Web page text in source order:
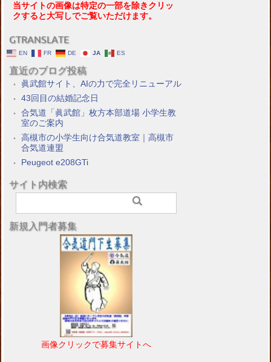
当サイトの画像は特定の一部を除きクリッ
クすると大写しでご覧いただけます。
GTRANSLATE
EN FR DE JA ES
直近のブログ投稿
眞武館サイト、AIの力で完全リニューアル
43回目の結婚記念日
合気道「眞武館」枚方本部道場 小学生教
室のご案内
高槻市の小学生向け合気道教室｜高槻市
合気道連盟
Peugeot e208GTi
サイト内検索
新規入門者募集
画像クリックで募集サイトへ